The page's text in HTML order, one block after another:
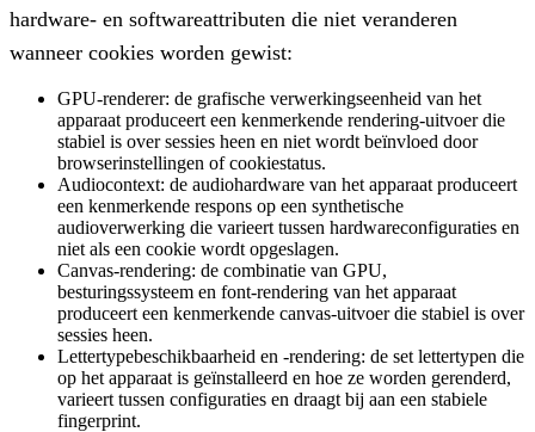
hardware- en softwareattributen die niet veranderen
wanneer cookies worden gewist:
GPU-renderer: de grafische verwerkingseenheid van het
apparaat produceert een kenmerkende rendering-uitvoer die
stabiel is over sessies heen en niet wordt beïnvloed door
browserinstellingen of cookiestatus.
Audiocontext: de audiohardware van het apparaat produceert
een kenmerkende respons op een synthetische
audioverwerking die varieert tussen hardwareconfiguraties en
niet als een cookie wordt opgeslagen.
Canvas-rendering: de combinatie van GPU,
besturingssysteem en font-rendering van het apparaat
produceert een kenmerkende canvas-uitvoer die stabiel is over
sessies heen.
Lettertypebeschikbaarheid en -rendering: de set lettertypen die
op het apparaat is geïnstalleerd en hoe ze worden gerenderd,
varieert tussen configuraties en draagt bij aan een stabiele
fingerprint.